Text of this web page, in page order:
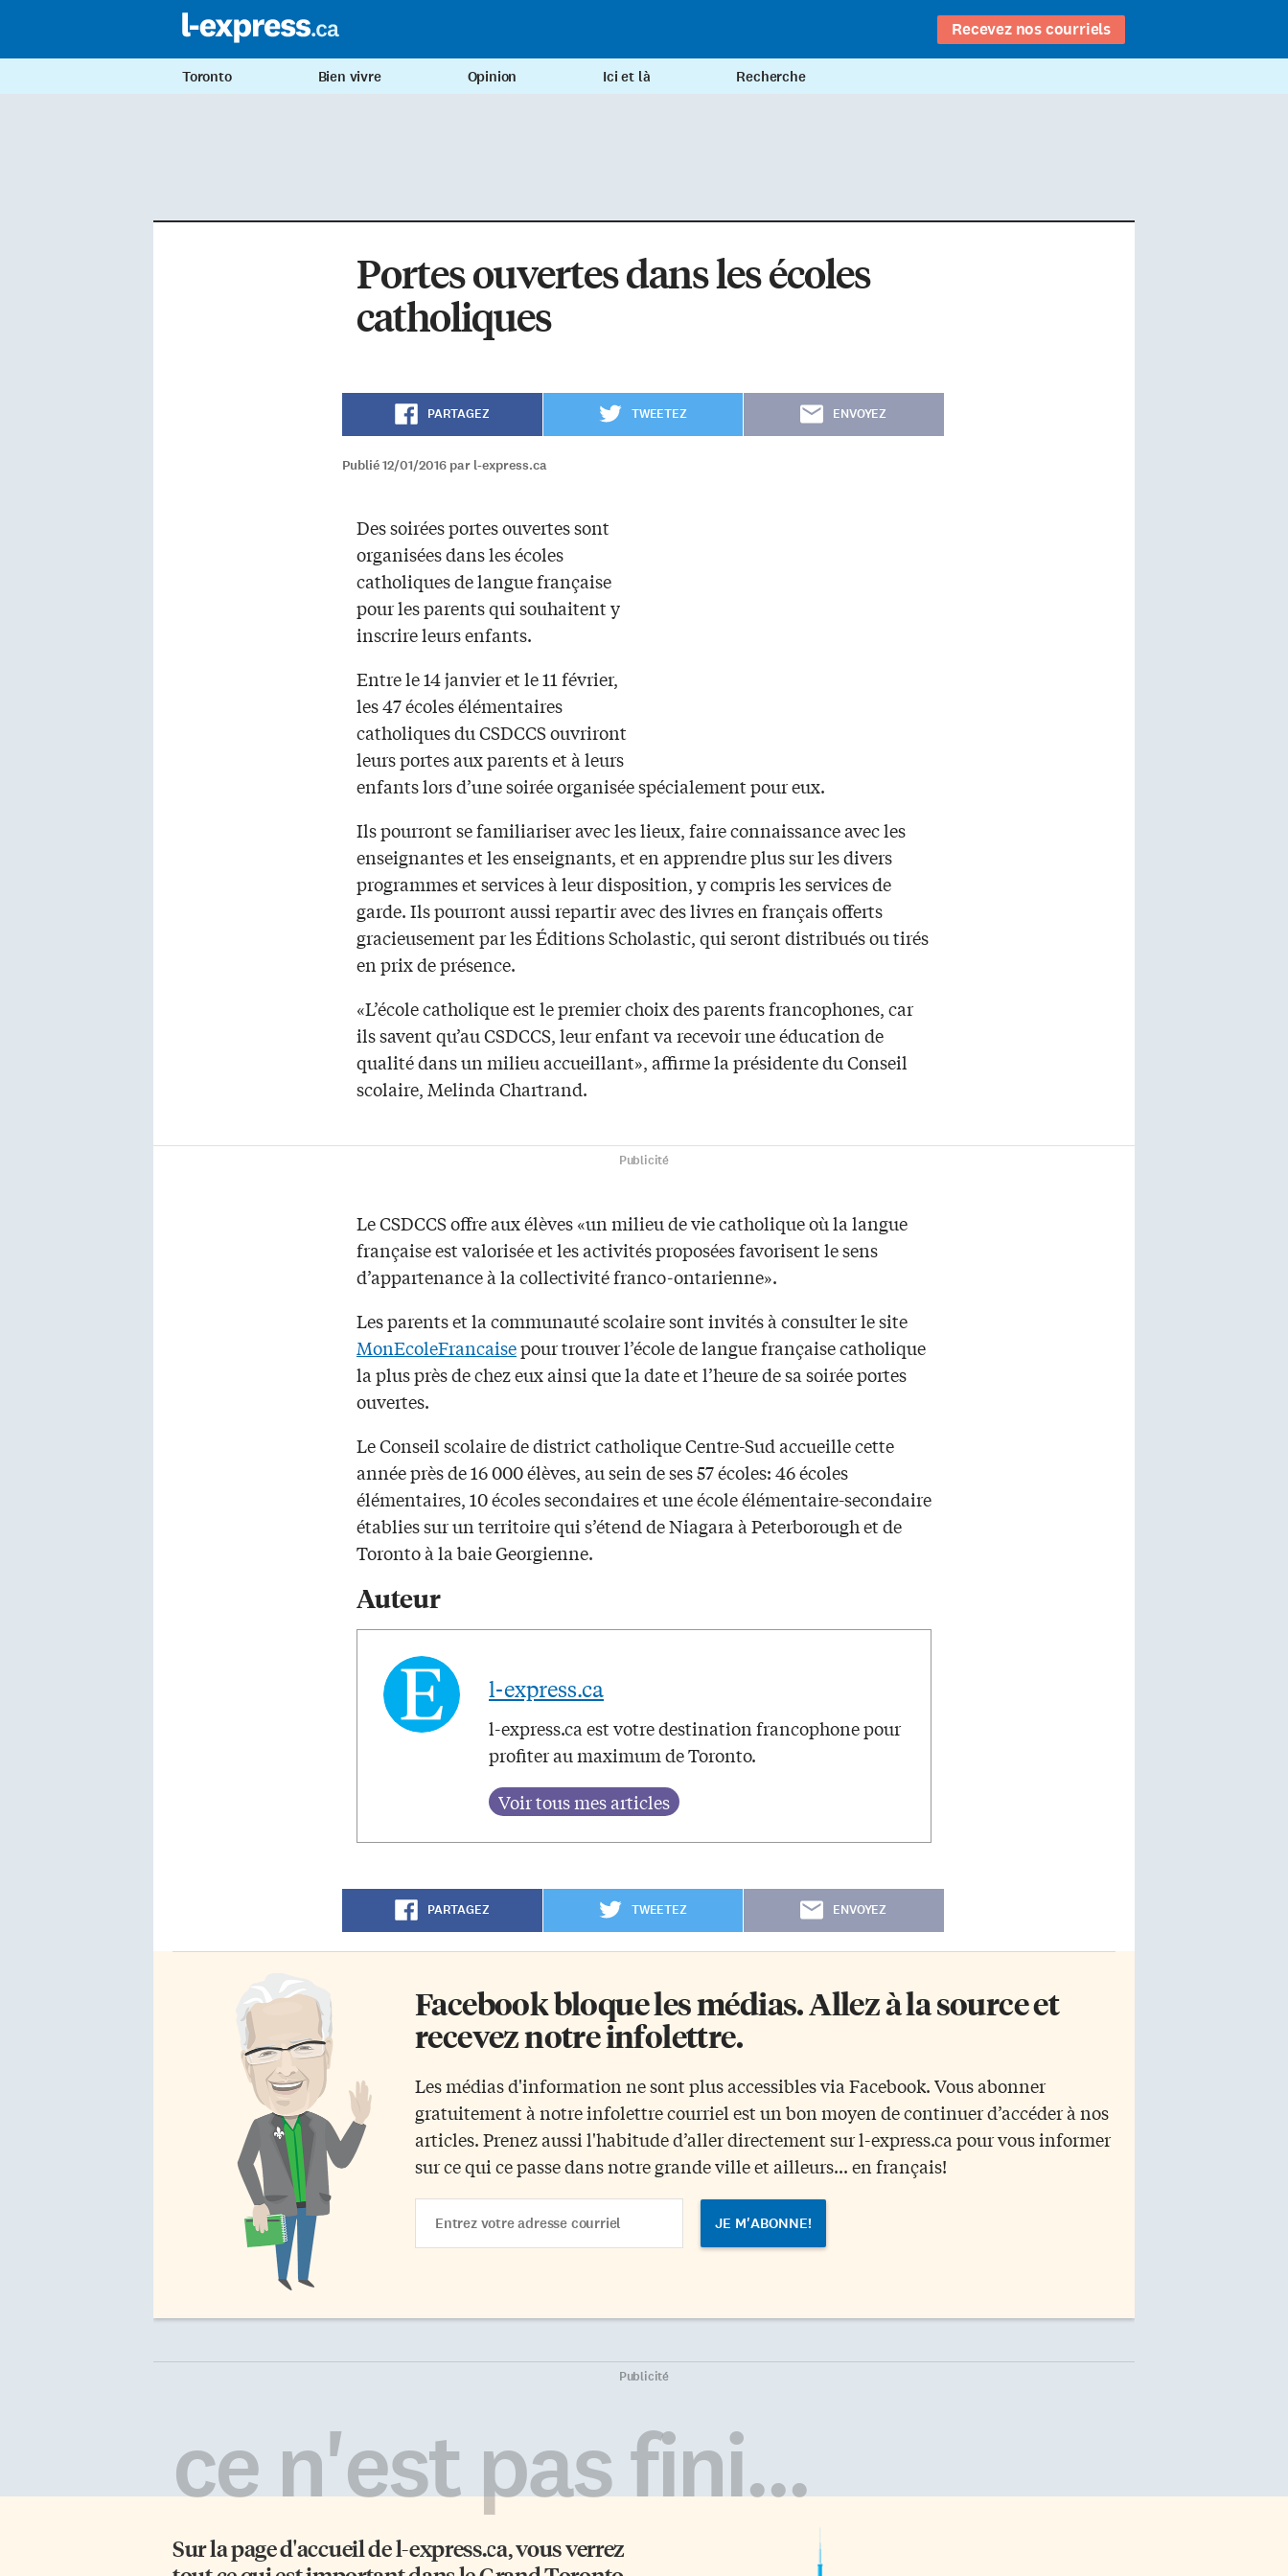
Recevez nos courriels
Toronto Bien vivre Opinion Ici et là Recherche
Portes ouvertes dans les écoles
catholiques
PARTAGEZ TWEETEZ ENVOYEZ
Publié 12/01/2016 par l-express.ca
Des soirées portes ouvertes sont
organisées dans les écoles
catholiques de langue française
pour les parents qui souhaitent y
inscrire leurs enfants.
Entre le 14 janvier et le 11 février,
les 47 écoles élémentaires
catholiques du CSDCCS ouvriront
leurs portes aux parents et à leurs
enfants lors d’une soirée organisée spécialement pour eux.
Ils pourront se familiariser avec les lieux, faire connaissance avec les
enseignantes et les enseignants, et en apprendre plus sur les divers
programmes et services à leur disposition, y compris les services de
garde. Ils pourront aussi repartir avec des livres en français offerts
gracieusement par les Éditions Scholastic, qui seront distribués ou tirés
en prix de présence.
«L’école catholique est le premier choix des parents francophones, car
ils savent qu’au CSDCCS, leur enfant va recevoir une éducation de
qualité dans un milieu accueillant», affirme la présidente du Conseil
scolaire, Melinda Chartrand.
Publicité
Le CSDCCS offre aux élèves «un milieu de vie catholique où la langue
française est valorisée et les activités proposées favorisent le sens
d’appartenance à la collectivité franco-ontarienne».
Les parents et la communauté scolaire sont invités à consulter le site
MonEcoleFrancaisepour trouver l’école de langue française catholique
la plus près de chez eux ainsi que la date et l’heure de sa soirée portes
ouvertes.
Le Conseil scolaire de district catholique Centre-Sud accueille cette
année près de 16 000 élèves, au sein de ses 57 écoles: 46 écoles
élémentaires, 10 écoles secondaires et une école élémentaire-secondaire
établies sur un territoire qui s’étend de Niagara à Peterborough et de
Toronto à la baie Georgienne.
Auteur
l-express.ca
l-express.ca est votre destination francophone pour
profiter au maximum de Toronto.
PARTAGEZ TWEETEZ ENVOYEZ
Facebook bloque les médias. Allez à la source et
recevez notre infolettre.
Les médias d'information ne sont plus accessibles via Facebook. Vous abonner
gratuitement à notre infolettre courriel est un bon moyen de continuer d’accéder à nos
articles. Prenez aussi l'habitude d’aller directement sur l-express.ca pour vous informer
sur ce qui ce passe dans notre grande ville et ailleurs... en français!
Address
Publicité
ce n'est pas fini...
Sur la page d'accueil del-express.ca, vous verrez